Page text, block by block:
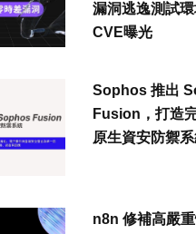
漏洞逃逸測試
CVE曝光
Sophos 推出
Fusion，打造
原生資安防禦
n8n 修補高嚴